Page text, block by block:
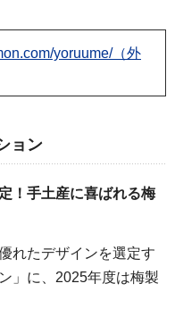
yoruume/（外
ョン
！手土産に喜ばれる梅
れたデザインを選定す
」に、2025年度は梅製